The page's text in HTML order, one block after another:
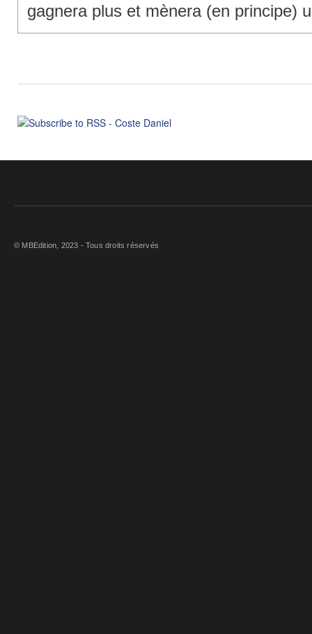
gagnera plus et mènera (en principe)
© MBEdition, 2023 - Tous droits réservés